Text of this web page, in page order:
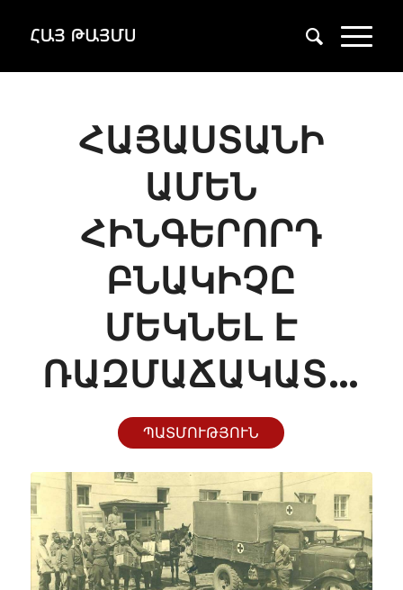
ՀԱՅԱՍՏԱՆԻ
ԱՄԵՆ
ՀԻՆԳԵՐՈՐԴ
ԲՆԱԿԻՉԸ
ՄԵԿՆԵԼ Է
ՌԱԶՄԱՃԱԿԱՏ…
ՊԱՏՄՈՒԹՅՈՒՆ